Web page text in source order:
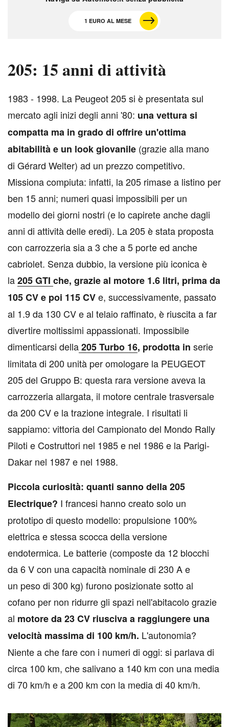
1 EURO AL MESE
205: 15 anni di attività
1983 - 1998. La Peugeot 205 si è presentata sul
mercato agli inizi degli anni '80: una vettura si
compatta ma in grado di offrire un'ottima
abitabilità e un look giovanile (grazie alla mano
di Gérard Welter) ad un prezzo competitivo.
Missiona compiuta: infatti, la 205 rimase a listino per
ben 15 anni; numeri quasi impossibili per un
modello dei giorni nostri (e lo capirete anche dagli
anni di attività delle eredi). La 205 è stata proposta
con carrozzeria sia a 3 che a 5 porte ed anche
cabriolet. Senza dubbio, la versione più iconica è
la205 GTI che, grazie al motore 1.6 litri, prima da
105 CV e poi 115 CVe, successivamente, passato
al 1.9 da 130 CV e al telaio raffinato, è riuscita a far
divertire moltissimi appassionati. Impossibile
dimenticarsi della205 Turbo 16, prodotta in serie
limitata di 200 unità per omologare la PEUGEOT
205 del Gruppo B: questa rara versione aveva la
carrozzeria allargata, il motore centrale trasversale
da 200 CV e la trazione integrale. I risultati li
sappiamo: vittoria del Campionato del Mondo Rally
Piloti e Costruttori nel 1985 e nel 1986 e la Parigi-
Dakar nel 1987 e nel 1988.
Piccola curiosità: quanti sanno della 205
Electrique? I francesi hanno creato solo un
prototipo di questo modello: propulsione 100%
elettrica e stessa scocca della versione
endotermica. Le batterie (composte da 12 blocchi
da 6 V con una capacità nominale di 230 A e
un peso di 300 kg) furono posizionate sotto al
cofano per non ridurre gli spazi nell'abitacolo grazie
al motore da 23 CV riusciva a raggiungere una
velocità massima di 100 km/h. L'autonomia?
Niente a che fare con i numeri di oggi: si parlava di
circa 100 km, che salivano a 140 km con una media
di 70 km/h e a 200 km con la media di 40 km/h.